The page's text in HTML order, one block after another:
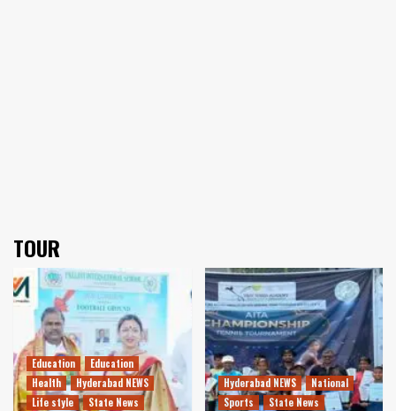
TOUR
Education
Education
Health
Hyderabad NEWS
Life style
State News
Hyderabad NEWS
National
Sports
State News